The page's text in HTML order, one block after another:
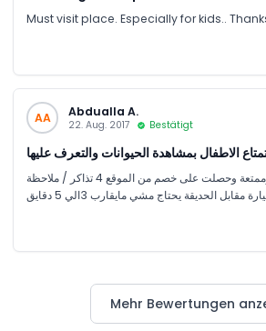
Must visit place. Especially for kids..
AA Abdualla A.
22. Aug. 2017 Bestätigt
الاطفال بمشاهدة الحيوانات والتعرف عليها
التجربة كانت ممتازة وممتعة وحصلت على خصم من الموقع 4 تذاكر / ملاحظة
مقابل الحديقة يحتاج مشي مايقارب 3الي 5 دقايق
Mehr Bewertungen